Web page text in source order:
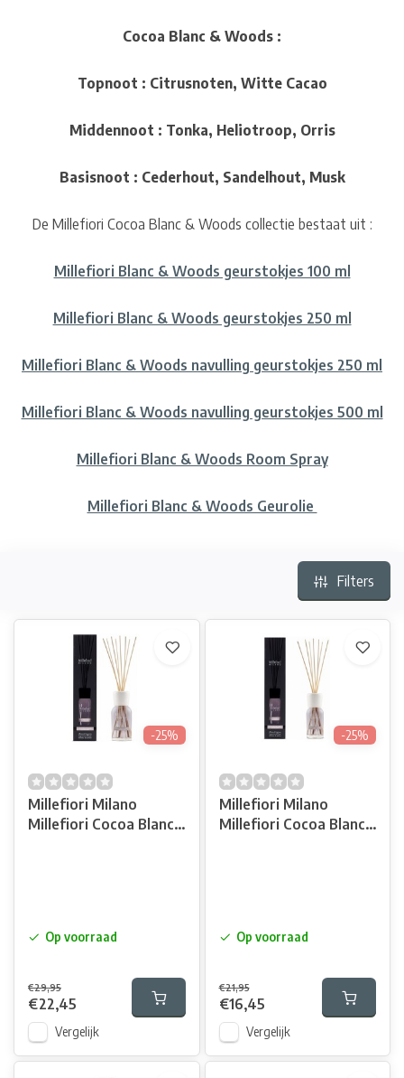
Cocoa Blanc & Woods :
Topnoot : Citrusnoten, Witte Cacao
Middennoot : Tonka, Heliotroop, Orris
Basisnoot : Cederhout, Sandelhout, Musk
De Millefiori Cocoa Blanc & Woods collectie bestaat uit :
Millefiori Blanc & Woods geurstokjes 100 ml
Millefiori Blanc & Woods geurstokjes 250 ml
Millefiori Blanc & Woods navulling geurstokjes 250 ml
Millefiori Blanc & Woods navulling geurstokjes 500 ml
Millefiori Blanc & Woods Room Spray
Millefiori Blanc & Woods Geurolie
Filters
-25%
Millefiori Milano
Millefiori Cocoa Blanc
Op voorraad
€29,95
€22,45
Vergelijk
-25%
Millefiori Milano
Millefiori Cocoa Blanc
Op voorraad
€21,95
€16,45
Vergelijk